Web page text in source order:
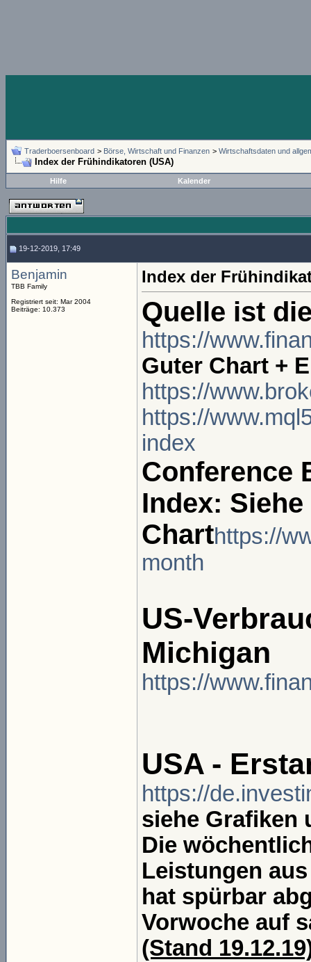
Traderboersenboard > Börse, Wirtschaft und Finanzen > Wirtschaftsdaten und
Index der Frühindikatoren (USA)
Hilfe Kalender
19-12-2019, 17:49
Benjamin
TBB Family
Registriert seit: Mar 2004
Beiträge: 10.373
Index der
Quelle ist
https://
Guter Chart +
https://
https://
index
Conference
Index:
Charthttps://
month
US-
Michigan
https://
USA -
https://
siehe Grafiken
Die
Leistungen
hat spürbar
Vorwoche auf
(Stand